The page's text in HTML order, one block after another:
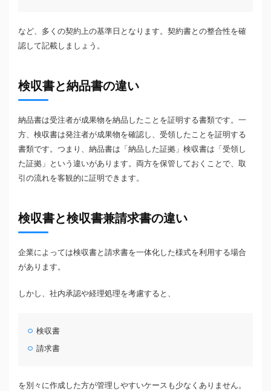
など、多くの契約上の基準日となります。契約書との整合性を確
認して記載しましょう。
検収書と納品書の違い
納品書は受注者が成果物を納品したことを証明する書類です。一
方、検収書は発注者が成果物を確認し、受領したことを証明する
書類です。つまり、納品書は「納品した証拠」検収書は「受領し
た証拠」という違いがあります。両方を保管しておくことで、取
引の流れを客観的に証明できます。
検収書と検収書兼請求書の違い
企業によっては検収書と請求書を一体化した様式を利用する場合
があります。
しかし、社内承認や経理処理を考慮すると、
検収書
請求書
を別々に作成した方が管理しやすいケースも少なくありません。